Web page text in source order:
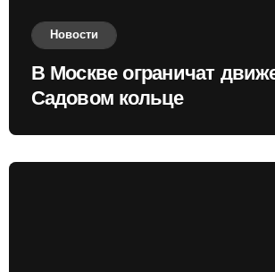
Новости
В Москве ограничат
Садовом кольце